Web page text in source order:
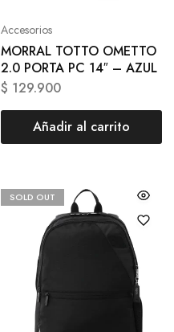
Accesorios
MORRAL TOTTO OMETTO
2.0 PORTA PC 14″ – AZUL
$ 129.900
Añadir al carrito
SOLD OUT